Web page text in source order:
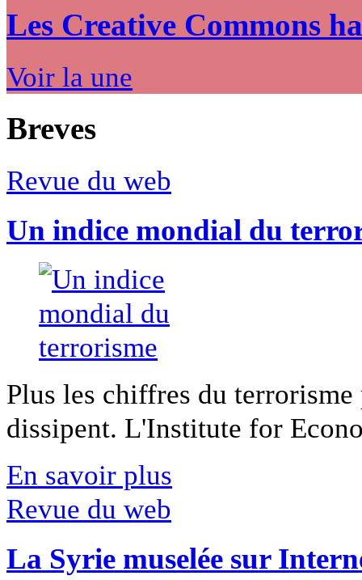
Les Creative Commons
Voir la une
Breves
Revue du web
Un indice mondial du
Plus les chiffres du
dissipent. L'Institute for
En savoir plus
Revue du web
La Syrie muselée sur